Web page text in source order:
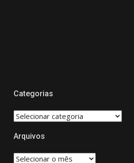
Categorias
CATEGORIAS
Arquivos
Arquivos